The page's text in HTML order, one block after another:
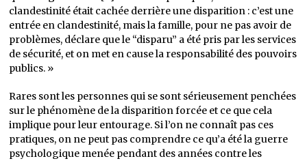
clandestinité était cachée derrière une disparition : c’est une
entrée en clandestinité, mais la famille, pour ne pas avoir de
problèmes, déclare que le “disparu” a été pris par les services
de sécurité, et on met en cause la responsabilité des pouvoirs
publics. »
Rares sont les personnes qui se sont sérieusement penchées
sur le phénomène de la disparition forcée et ce que cela
implique pour leur entourage. Si l’on ne connaît pas ces
pratiques, on ne peut pas comprendre ce qu’a été la guerre
psychologique menée pendant des années contre les